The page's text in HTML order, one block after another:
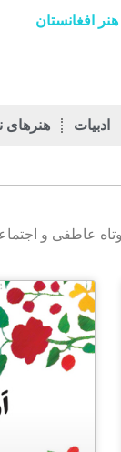
افغانستان
ادبیات هنرهای
عاطفی و